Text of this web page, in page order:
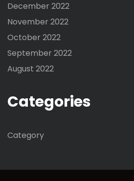
December 2022
November 2022
October 2022
September 2022
August 2022
Categories
Category